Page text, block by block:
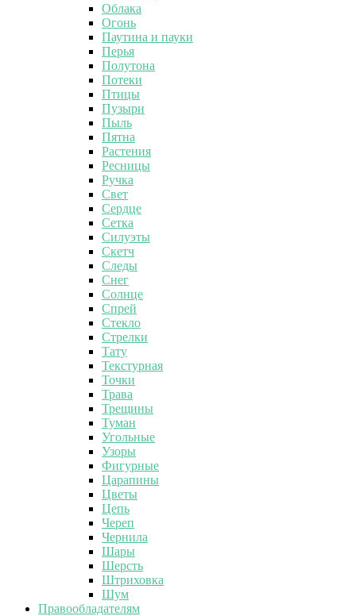
Облака
Огонь
Паутина и пауки
Перья
Полутона
Потеки
Птицы
Пузыри
Пыль
Пятна
Растения
Ресницы
Ручка
Свет
Сердце
Сетка
Силуэты
Скетч
Следы
Снег
Солнце
Спрей
Стекло
Стрелки
Тату
Текстурная
Точки
Трава
Трещины
Туман
Угольные
Узоры
Фигурные
Царапины
Цветы
Цепь
Череп
Чернила
Шары
Шерсть
Штриховка
Шум
Правообладателям